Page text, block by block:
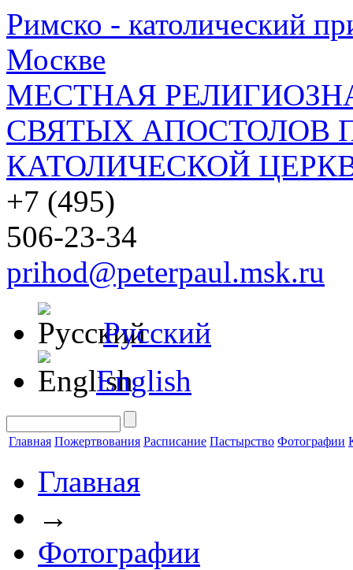
Римско - католический
Москве
МЕСТНАЯ
СВЯТЫХ АПОСТОЛОВ
КАТОЛИЧЕСКОЙ
+7 (495)
506-23-34
prihod@peterpaul.msk.ru
Русский
English
Главная Пожертвования Расписание Пастырство Фотографии
Главная
→
Фотографии